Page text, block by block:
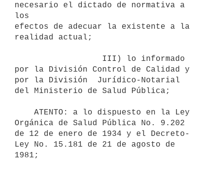
necesario el dictado de normativa a
los
efectos de adecuar la existente a la
realidad actual;
por la División Control de Calidad y
por la División  Jurídico-Notarial
del Ministerio de Salud Pública;
Orgánica de Salud Pública No. 9.202
de 12 de enero de 1934 y el Decreto-
Ley No. 15.181 de 21 de agosto de
1981;